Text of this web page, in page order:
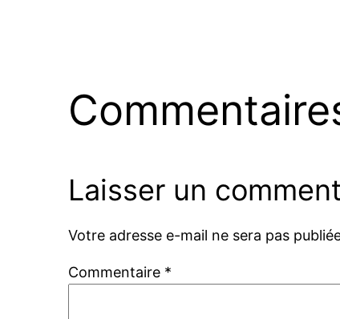
Laisser un
Votre adresse e-mail ne sera pas
Commentaire *